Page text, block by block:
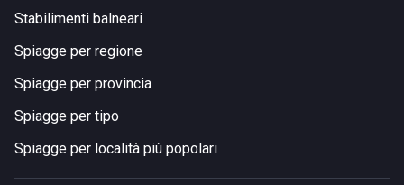
Stabilimenti balneari
Spiagge per regione
Spiagge per provincia
Spiagge per tipo
Spiagge per località più popolari